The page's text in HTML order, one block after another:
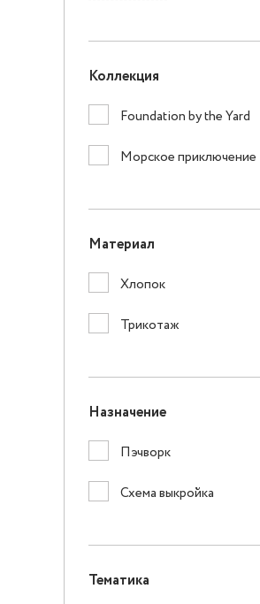
Коллекция
Foundation by the Yard
Морское приключение
Материал
Хлопок
Трикотаж
Назначение
Пэчворк
Схема выкройка
Тематика